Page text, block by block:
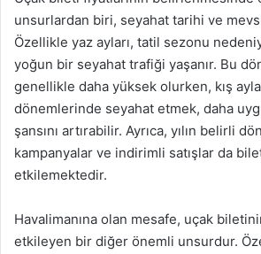
unsurlardan biri, seyahat tarihi ve
Özellikle yaz ayları, tatil sezonu
yoğun bir seyahat trafiği yaşanır. Bu
genellikle daha yüksek olurken, kış
dönemlerinde seyahat etmek, daha
şansını artırabilir. Ayrıca, yılın belirli
kampanyalar ve indirimli satışlar da
etkilemektedir.
Havalimanına olan mesafe, uçak
etkileyen bir diğer önemli unsurdur.